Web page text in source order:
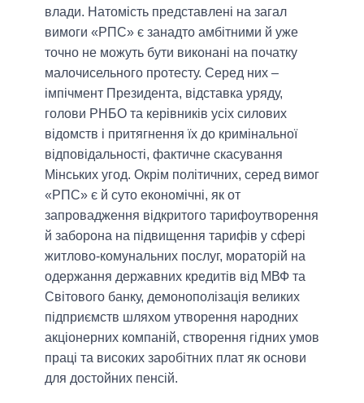
влади. Натомість представлені на загал
вимоги «РПС» є занадто амбітними й уже
точно не можуть бути виконані на початку
малочисельного протесту. Серед них –
імпічмент Президента, відставка уряду,
голови РНБО та керівників усіх силових
відомств і притягнення їх до кримінальної
відповідальності, фактичне скасування
Мінських угод. Окрім політичних, серед вимог
«РПС» є й суто економічні, як от
запровадження відкритого тарифоутворення
й заборона на підвищення тарифів у сфері
житлово-комунальних послуг, мораторій на
одержання державних кредитів від МВФ та
Світового банку, демонополізація великих
підприємств шляхом утворення народних
акціонерних компаній, створення гідних умов
праці та високих заробітних плат як основи
для достойних пенсій.